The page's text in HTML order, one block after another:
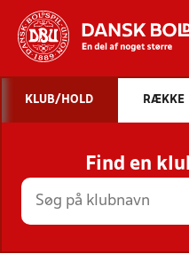
STILLINGER,
KLUB/HOLD RÆKKE
Find en